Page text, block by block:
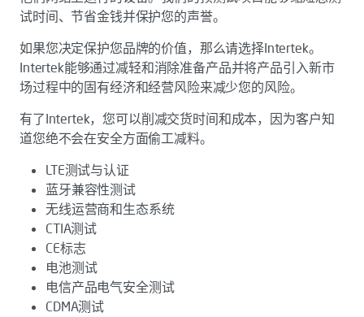
试时间、节省金钱并保护您的声誉。
如果您决定保护您品牌的价值，那么请选择Intertek。
Intertek能够通过减轻和消除准备产品并将产品引入新市
场过程中的固有经济和经营风险来减少您的风险。
有了Intertek，您可以削减交货时间和成本，因为客户知
道您绝不会在安全方面偷工减料。
LTE测试与认证
蓝牙兼容性测试
无线运营商和生态系统
CTIA测试
CE标志
电池测试
电信产品电气安全测试
CDMA测试